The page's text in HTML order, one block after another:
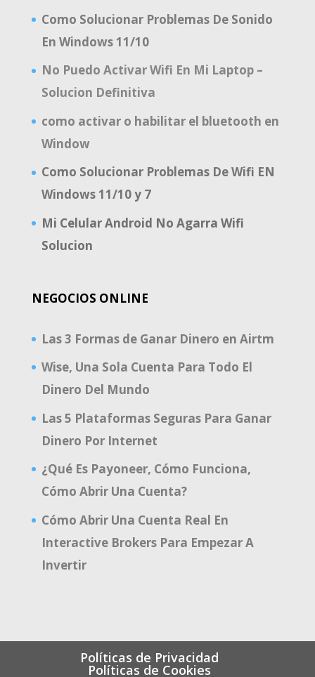
Como Solucionar Problemas De Sonido
En Windows 11/10
No Puedo Activar Wifi En Mi Laptop –
Solucion Definitiva
como activar o habilitar el bluetooth en
Window
Como Solucionar Problemas De Wifi EN
Windows 11/10 y 7
Mi Celular Android No Agarra Wifi
Solucion
NEGOCIOS ONLINE
Las 3 Formas de Ganar Dinero en Airtm
Wise, Una Sola Cuenta Para Todo El
Dinero Del Mundo
Las 5 Plataformas Seguras Para Ganar
Dinero Por Internet
¿Qué Es Payoneer, Cómo Funciona,
Cómo Abrir Una Cuenta?
Cómo Abrir Una Cuenta Real En
Interactive Brokers Para Empezar A
Invertir
Políticas de Privacidad
Políticas de Cookies